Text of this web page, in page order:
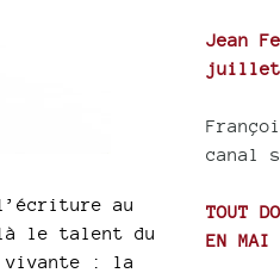
au
le talent du
vivante : la
Jean
juillet
canal
TOUT
EN MAI